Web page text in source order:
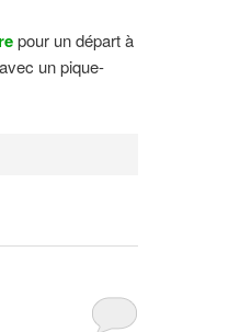
pour un départ à
un pique-